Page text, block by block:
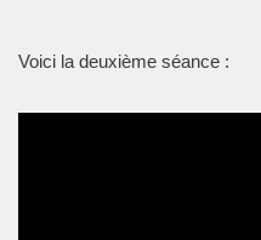
Voici la deuxième séance :